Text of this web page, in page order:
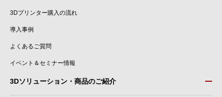
3Dプリンター購入の流れ
導入事例
よくあるご質問
イベント＆セミナー情報
3Dソリューション・商品のご紹介